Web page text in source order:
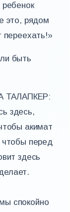
это, рядом
переехать!»
быть
ТАЛАПКЕР:
здесь,
акимат
чтобы перед
здесь
спокойно